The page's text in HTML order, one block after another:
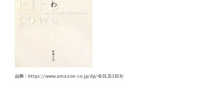
出典：https://www.amazon.co.jp/dp/4101251819/